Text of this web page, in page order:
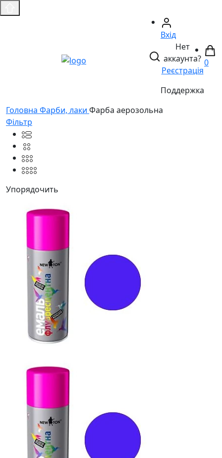
Вхід
Нет
аккаунта?
Реєстрація
Поддержка
0
Головнa Фарби, лаки Фарба аерозольна
Фільтр
Упорядочить